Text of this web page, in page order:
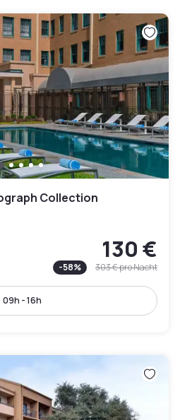
Collection
130 €
-58% 303 €pro Nacht
09h - 16h